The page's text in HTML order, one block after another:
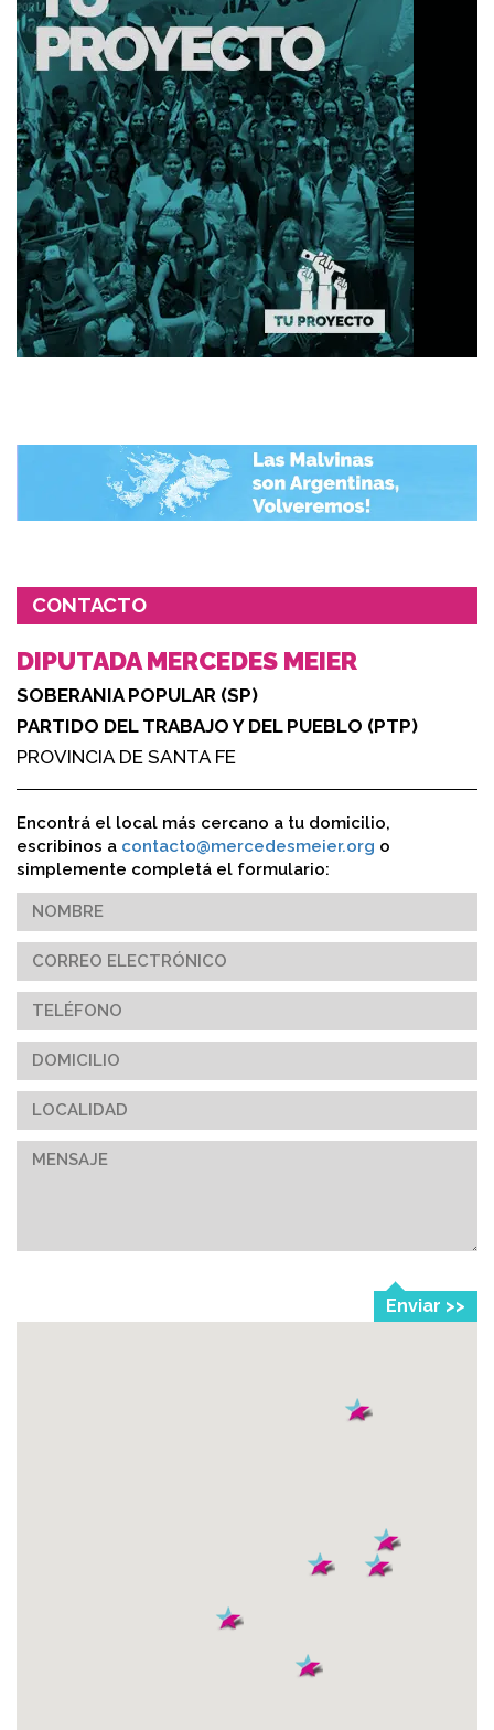
CONTACTO
DIPUTADA MERCEDES MEIER
SOBERANIA POPULAR (SP)
PARTIDO DEL TRABAJO Y DEL PUEBLO (PTP)
PROVINCIA DE SANTA FE
Encontrá el local más cercano a tu domicilio,
escribinos a contacto@mercedesmeier.org o
simplemente completá el formulario:
Enviar >>